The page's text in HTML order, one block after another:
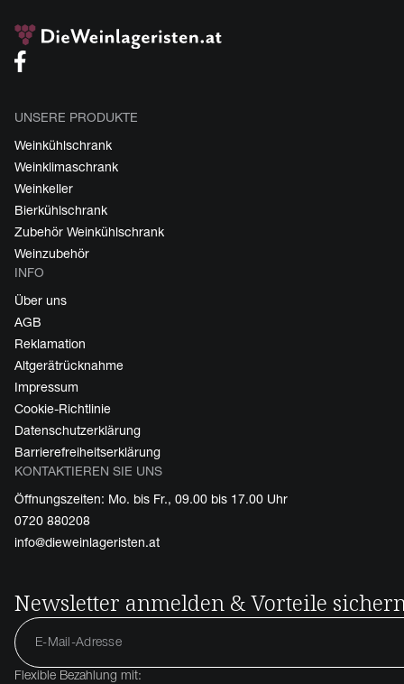
UNSERE PRODUKTE
Weinkühlschrank
Weinklimaschrank
Weinkeller
Bierkühlschrank
Zubehör Weinkühlschrank
Weinzubehör
INFO
Über uns
AGB
Reklamation
Altgerätrücknahme
Impressum
Cookie-Richtlinie
Datenschutzerklärung
Barrierefreiheitserklärung
KONTAKTIEREN SIE UNS
Öffnungszeiten: Mo. bis Fr., 09.00 bis 17.00 Uhr
0720 880208
info@dieweinlageristen.at
Newsletter anmelden & Vorteile
Flexible Bezahlung mit: